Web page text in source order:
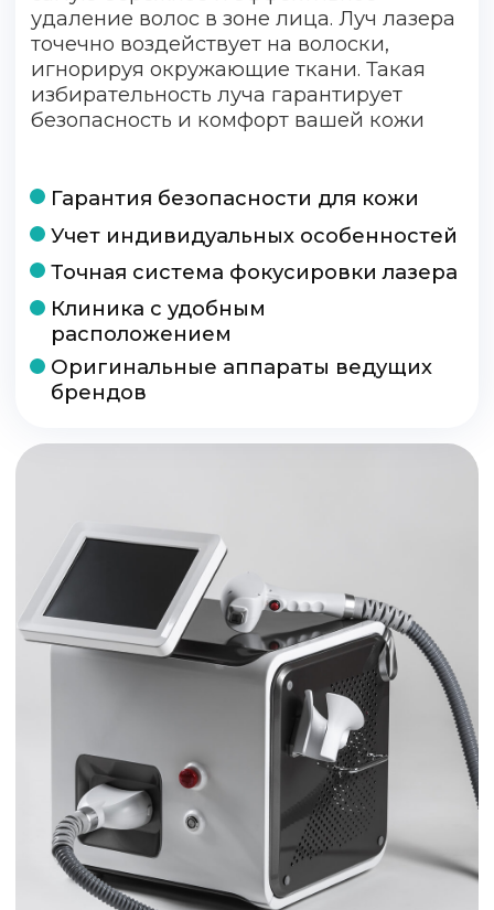
6
В день обработки ограничить
водные процедуры (зону не
тереть, не использовать
пенящиеся средства, исключить
скрабы и спиртосодержащие
Волоски в зоне эпиляции можно
побрить через 2-3 дня, при этом
механического удаления волос
(можно только брить станком и
удалять кремом для депиляции);
4
носить хлопковую свободную
одежду (исключить трение в
области эпиляции);